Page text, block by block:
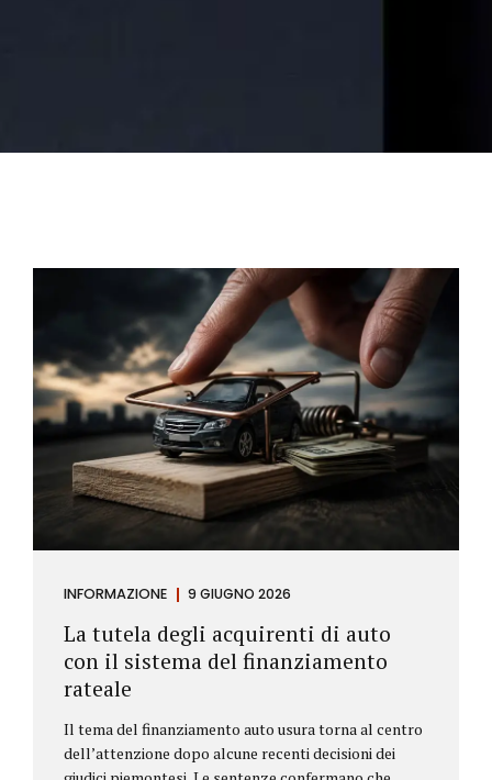
INFORMAZIONE 9 GIUGNO 2026
La tutela degli acquirenti di auto
con il sistema del finanziamento
rateale
Il tema del finanziamento auto usura torna al centro
dell’attenzione dopo alcune recenti decisioni dei